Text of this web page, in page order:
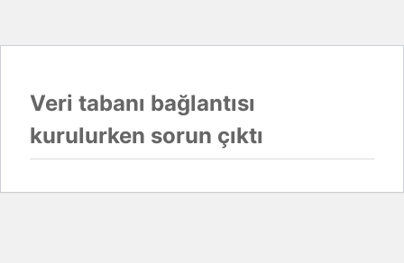
Veri tabanı bağlantısı
kurulurken sorun çıktı